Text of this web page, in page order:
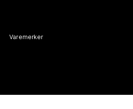
Varemerker